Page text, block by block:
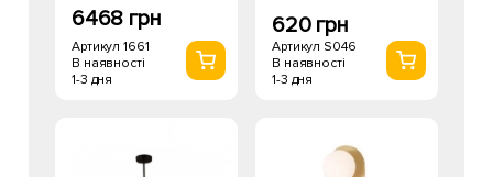
6468 грн
Артикул 1661
В наявності
1-3 дня
620 грн
Артикул S046
В наявності
1-3 дня